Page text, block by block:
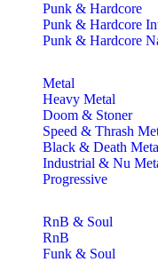
Punk & Hardcore
Punk & Hardcore
Punk & Hardcore
Metal
Heavy Metal
Doom & Stoner
Speed & Thrash
Black & Death
Industrial & Nu
Progressive
RnB & Soul
RnB
Funk & Soul